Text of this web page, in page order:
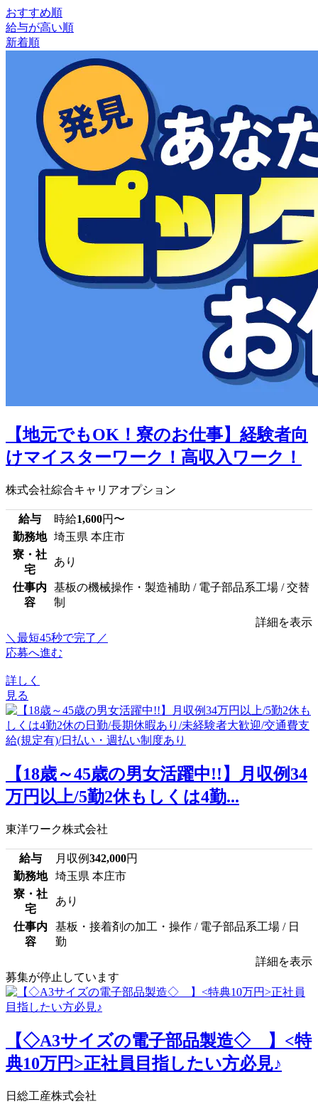
おすすめ順
給与が高い順
新着順
【地元でもOK！寮のお仕事】経験者向
けマイスターワーク！高収入ワーク！
株式会社綜合キャリアオプション
給与 時給1,600円〜
勤務地
埼玉県 本庄市
寮・社
宅
あり
仕事内
容
基板の機械操作・製造補助 / 電子部品系工場 / 交替
制
詳細を表示
＼最短45秒で完了／
応募へ進む
詳しく
見る
【18歳～45歳の男女活躍中!!】月収例34
万円以上/5勤2休もしくは4勤...
東洋ワーク株式会社
給与 月収例342,000円
勤務地
埼玉県 本庄市
寮・社
宅
あり
仕事内
容
基板・接着剤の加工・操作 / 電子部品系工場 / 日
勤
詳細を表示
募集が停止しています
【◇A3サイズの電子部品製造◇ 】<特
典10万円>正社員目指したい方必見♪
日総工産株式会社